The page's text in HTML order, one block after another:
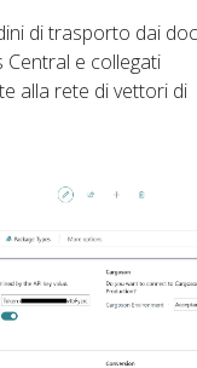
di trasporto dai
Central e collegati
alla rete di vettori di